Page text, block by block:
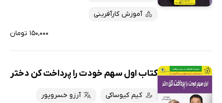
آموزش کارآفرینی
۱۵۰,۰۰۰ تومان
کتاب اول سهم خودت را پرداخت کن دختر
کیم کیوساکی
آرزو خسروپور